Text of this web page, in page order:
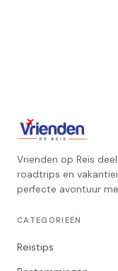
Vrienden op Reis
roadtrips en
perfecte avontuur
CATEGORIEËN
Reistips